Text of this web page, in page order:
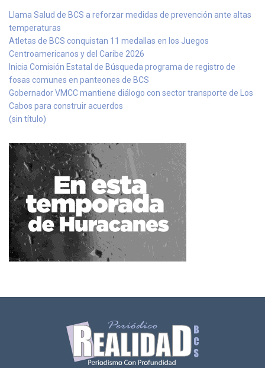
Llama Salud de BCS a reforzar medidas de prevención ante altas
temperaturas
Atletas de BCS conquistan 11 medallas en los Juegos
Centroamericanos y del Caribe 2026
Inicia Comisión Estatal de Búsqueda programa de registro de
fosas comunes en panteones de BCS
Gobernador VMCC mantiene diálogo con sector transporte de Los
Cabos para construir acuerdos
(sin título)